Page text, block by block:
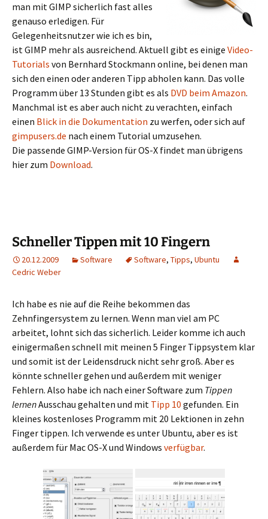
man mit GIMP sicherlich fast alles
genauso erledigen. Für
Gelegenheitsnutzer wie ich es bin,
ist GIMP mehr als ausreichend. Aktuell gibt es einige Video-
Tutorials von Bernhard Stockmann online, bei denen man
sich den einen oder anderen Tipp abholen kann. Das volle
Programm über 13 Stunden gibt es als DVD beim Amazon.
Manchmal ist es aber auch nicht zu verachten, einfach
einen Blick in die Dokumentation zu werfen, oder sich auf
gimpusers.de nach einem Tutorial umzusehen.
Die passende GIMP-Version für OS-X findet man übrigens
hier zum Download.
Schneller Tippen mit 10 Fingern
20.12.2009 Software Software, Tipps, Ubuntu
Cedric Weber
Ich habe es nie auf die Reihe bekommen das
Zehnfingersystem zu lernen. Wenn man viel am PC
arbeitet, lohnt sich das sicherlich. Leider komme ich auch
einigermaßen schnell mit meinen 5 Finger Tippsystem klar
und somit ist der Leidensdruck nicht sehr groß. Aber es
könnte schneller gehen und außerdem mit weniger
Fehlern. Also habe ich nach einer Software zum Tippen
lernenAusschau gehalten und mit Tipp 10 gefunden. Ein
kleines kostenloses Programm mit 20 Lektionen in zehn
Finger tippen. Ich verwende es unter Ubuntu, aber es ist
außerdem für Mac OS-X und Windows verfügbar.